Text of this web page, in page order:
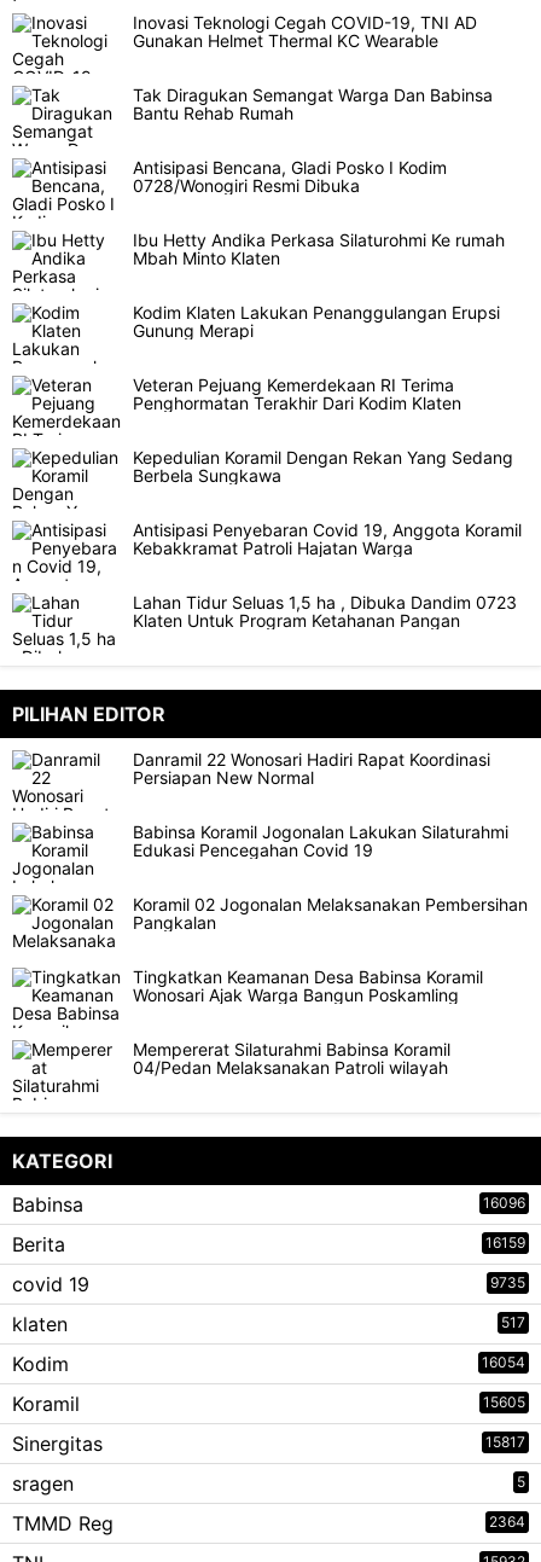
Inovasi Teknologi Cegah COVID-19, TNI AD
Gunakan Helmet Thermal KC Wearable
Tak Diragukan Semangat Warga Dan Babinsa
Bantu Rehab Rumah
Antisipasi Bencana, Gladi Posko I Kodim
0728/Wonogiri Resmi Dibuka
Ibu Hetty Andika Perkasa Silaturohmi Ke rumah
Mbah Minto Klaten
Kodim Klaten Lakukan Penanggulangan Erupsi
Gunung Merapi
Veteran Pejuang Kemerdekaan RI Terima
Penghormatan Terakhir Dari Kodim Klaten
Kepedulian Koramil Dengan Rekan Yang Sedang
Berbela Sungkawa
Antisipasi Penyebaran Covid 19, Anggota Koramil
Kebakkramat Patroli Hajatan Warga
Lahan Tidur Seluas 1,5 ha , Dibuka Dandim 0723
Klaten Untuk Program Ketahanan Pangan
PILIHAN EDITOR
Danramil 22 Wonosari Hadiri Rapat Koordinasi
Persiapan New Normal
Babinsa Koramil Jogonalan Lakukan Silaturahmi
Edukasi Pencegahan Covid 19
Koramil 02 Jogonalan Melaksanakan Pembersihan
Pangkalan
Tingkatkan Keamanan Desa Babinsa Koramil
Wonosari Ajak Warga Bangun Poskamling
Mempererat Silaturahmi Babinsa Koramil
04/Pedan Melaksanakan Patroli wilayah
KATEGORI
Babinsa
16096
Berita 16159
covid 19 9735
klaten 517
Kodim 16054
Koramil 15605
Sinergitas 15817
sragen 5
TMMD Reg 2364